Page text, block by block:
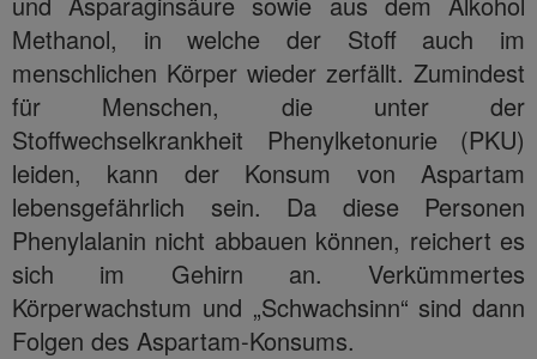
Methanol, in welche der Stoff auch im
menschlichen Körper wieder zerfällt. Zumindest
für Menschen, die unter der
Stoffwechselkrankheit Phenylketonurie (PKU)
leiden, kann der Konsum von Aspartam
lebensgefährlich sein. Da diese Personen
Phenylalanin nicht abbauen können, reichert es
sich im Gehirn an. Verkümmertes
Körperwachstum und „Schwachsinn“ sind dann
Folgen des Aspartam-Konsums.